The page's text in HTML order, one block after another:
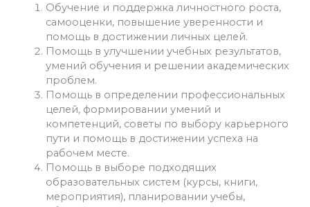
Обучение и поддержка личностного роста,
самооценки, повышение уверенности и
помощь в достижении личных целей.
Помощь в улучшении учебных результатов,
умений обучения и решении академических
проблем.
Помощь в определении профессиональных
целей, формировании умений и
компетенций, советы по выбору карьерного
пути и помощь в достижении успеха на
рабочем месте.
Помощь в выборе подходящих
образовательных систем (курсы, книги,
мероприятия), планировании учебы,